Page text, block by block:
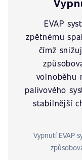
EVAP
zpětnému
čímž
volnoběhu
palivového
stabilnější
Vypnutí EVAP